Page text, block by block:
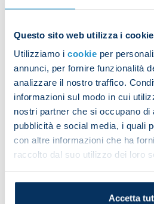
Questo sito web utilizza i cookie
Utilizziamo i cookie per
annunci, per fornire funzionalità
analizzare il nostro traffico.
informazioni sul modo in cui
nostri partner che si occupano di
pubblicità e social media, i quali
con altre informazioni che ha
raccolto dal suo utilizzo dei loro
Accetta
Wednesday evening but was
for Colombia after 39 minutes.
The Napoli defender played
being replaced by Giorgian
the interval.